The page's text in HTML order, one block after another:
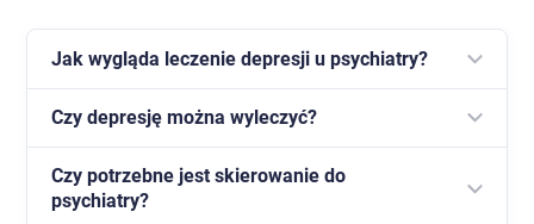
Jak wygląda leczenie depresji u psychiatry?
Leczenie rozpoczyna się od konsultacji, podczas
której lekarz ocenia objawy i dobiera odpowiednią
terapię.
Czy depresję można wyleczyć?
W większości przypadków możliwe jest skuteczne
leczenie i znaczna poprawa samopoczucia.
Czy potrzebne jest skierowanie do
psychiatry?